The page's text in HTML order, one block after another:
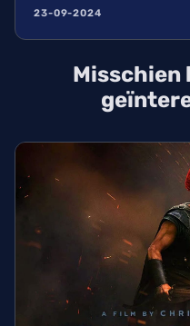
23-09-2024
Misschien